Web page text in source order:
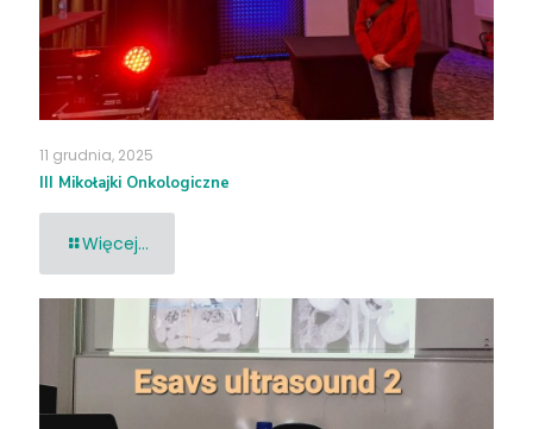
11 grudnia, 2025
III Mikołajki Onkologiczne
Więcej...